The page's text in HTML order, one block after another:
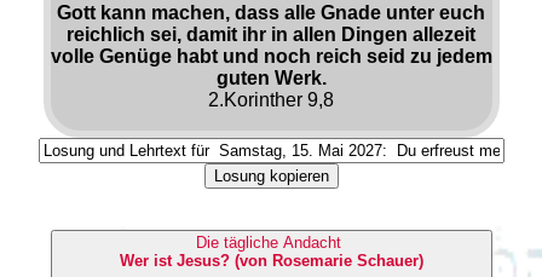
Gott kann machen, dass alle Gnade unter euch
reichlich sei, damit ihr in allen Dingen allezeit
volle Genüge habt und noch reich seid zu jedem
guten Werk.
2.Korinther 9,8
Losung kopieren
Die tägliche Andacht
Wer ist Jesus? (von Rosemarie Schauer)